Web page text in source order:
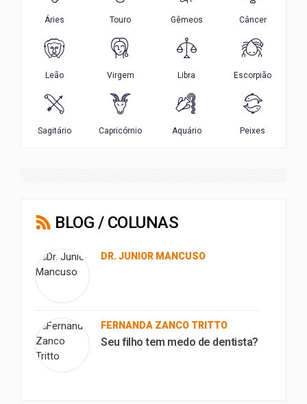
BLOG / COLUNAS
DR. JUNIOR MANCUSO
FERNANDA ZANCO TRITTO
Seu filho tem medo de dentista?